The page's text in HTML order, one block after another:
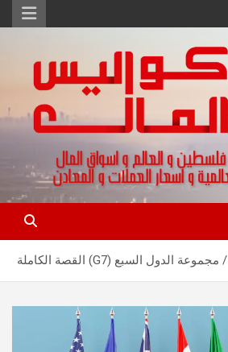
و تقارير اسواق المال و العملات
مجموعة الدول السبع (G7) القصة الكاملة